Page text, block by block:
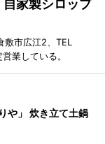
家製シロップ
市広江2、TEL
業している。
や」 炊き立て土鍋